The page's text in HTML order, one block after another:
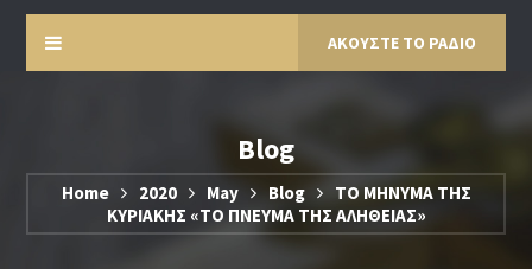
ΑΚΟΥΣΤΕ ΤΟ ΡΑΔΙΟ
Blog
Home 2020 May Blog
ΤΟ ΜΗΝΥΜΑ ΤΗΣ
ΚΥΡΙΑΚΗΣ «ΤΟ ΠΝΕΥΜΑ ΤΗΣ ΑΛΗΘΕΙΑΣ»